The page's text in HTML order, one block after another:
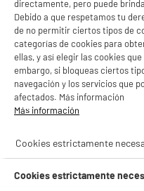
current-store
LEGANÉS, MADRID
Rechazar todas
DEPOT
Con el fin de mejorar tu
y sus socios utilizan cookies que
- compartir contenido adaptado a
- ofrecer publicidad y
- facilitar el intercambio de
- analizar el tráfico en nuestro sitio
gestionando sus cookies.
directamente, pero puede
Debido a que respetamos tu
de no permitir ciertos tipos de
categorías de cookies para
ellas, y así elegir las cookies
embargo, si bloqueas ciertos
navegación y los servicios que
afectados. Más información
Más información
Cookies estrictamente
Cookies estrictamente